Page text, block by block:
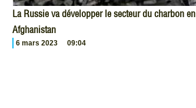
La Russie va développer le secteur du charbon en
Afghanistan
6 mars 2023 09:04